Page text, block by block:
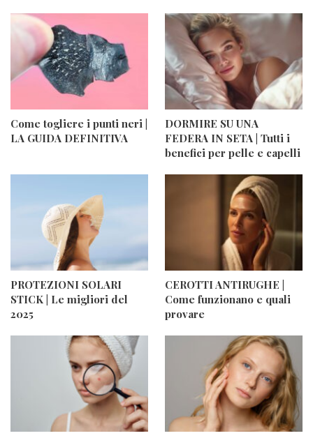
Come togliere i punti neri |
LA GUIDA DEFINITIVA
DORMIRE SU UNA
FEDERA IN SETA | Tutti i
benefici per pelle e capelli
PROTEZIONI SOLARI
STICK | Le migliori del
2025
CEROTTI ANTIRUGHE |
Come funzionano e quali
provare